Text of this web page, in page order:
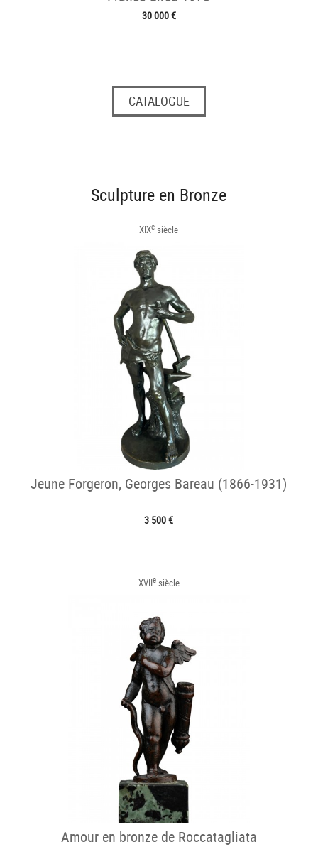
30 000 €
CATALOGUE
Sculpture en Bronze
XIXe siècle
Jeune Forgeron, Georges Bareau (1866-1931)
3 500 €
XVIIesiècle
Amour en bronze de Roccatagliata